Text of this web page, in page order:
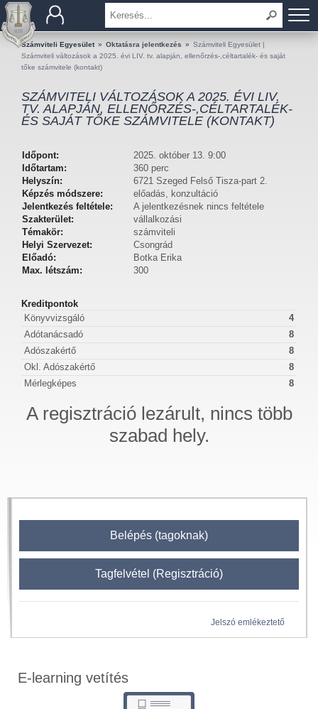
BEMUTATKOZÁS
OKTATÁS
TUDÁSTÁR
KIADVÁNYOK
KAPCSOLAT
Számviteli Egyesület » Oktatásra jelentkezés » Számviteli Egyesület |
Számviteli változások a 2025. évi LIV. tv. alapján, ellenőrzés-,céltartalék- és saját
tőke számvitele (kontakt)
SZÁMVITELI VÁLTOZÁSOK A 2025. ÉVI LIV.
TV. ALAPJÁN, ELLENŐRZÉS-,CÉLTARTALÉK-
ÉS SAJÁT TŐKE SZÁMVITELE (KONTAKT)
Időpont:
2025. október 13. 9:00
Időtartam:
360 perc
Helyszín:
6721 Szeged Felső Tisza-part 2.
Képzés módszere:
előadás, konzultáció
Jelentkezés feltétele:
A jelentkezésnek nincs feltétele
Szakterület:
vállalkozási
Témakör:
számviteli
Helyi Szervezet:
Csongrád
Előadó:
Botka Erika
Max. létszám:
300
Kreditpontok
Könyvvizsgáló
4
Adótanácsadó
8
Adószakértő
8
Okl. Adószakértő
8
Mérlegképes
8
A regisztráció lezárult, nincs több
szabad hely.
Belépés (tagoknak)
Tagfelvétel (Regisztráció)
Jelszó emlékeztető
E-learning vetítés